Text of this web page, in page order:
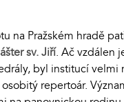
na Pražském hradě
sv. Jiří. Ač vzdálen
byl institucí velmi
repertoár.